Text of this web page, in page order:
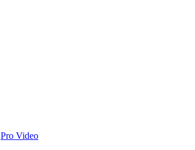
Pro Video